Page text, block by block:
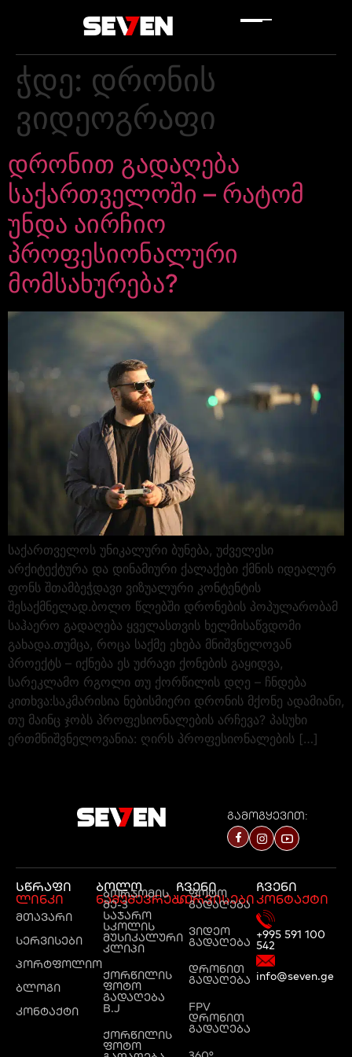
ჭდე: დრონის
ვიდეოგრაფი
დრონით გადაღება
საქართველოში – რატომ
უნდა აირჩიო
პროფესიონალური
მომსახურება?
საქართველოს უნიკალური ბუნება, უძველესი
არქიტექტურა და დინამიური ქალაქები ქმნის იდეალურ
ფონს შთამბეჭდავი ვიზუალური კონტენტის
შესაქმნელად.ბოლო წლებში დრონების პოპულარობამ
საჰაერო გადაღება ყველასთვის ხელმისაწვდომი
გახადა.თუმცა, როცა საქმე ეხება მნიშვნელოვან
პროექტს – იქნება ეს უძრავი ქონების გაყიდვა,
სარეკლამო რგოლი თუ ქორწილის დღე – ჩნდება
კითხვა:საკმარისია ნებისმიერი დრონის მქონე ადამიანი,
თუ მაინც ჯობს პროფესიონალების არჩევა? პასუხი
ერთმნიშვნელოვანია: ღირს პროფესიონალების […]
გამოგყევით:
სწრაფი
ლინკი
მთავარი
სერვისები
პორტფოლიო
ბლოგი
კონტაქტი
ბოლო
ნამუშევრები
ბორჯომის
მე-3
საჯარო
სკოლის
მუსიკალური
კლიპი
ქორწილის
ფოტო
გადაღება
B.J
ქორწილის
ფოტო
ჩვენი
სერვისები
ფოტო
გადაღება
ვიდეო
გადაღება
დრონით
გადაღება
FPV
დრონით
გადაღება
ჩვენი
კონტაქტი
+995 591 100
542
info@seven.ge